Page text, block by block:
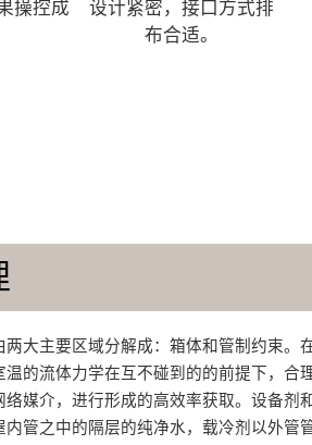
操控成
设计紧密，接口方式排
布合适。
两大主要区域分解成：箱体和管制约束。
温的流体力学在互不碰到的的前提下，合
络媒介，进行形成的高效率获取。设备剂
内管之中的隔层的纯净水，载冷剂以外管